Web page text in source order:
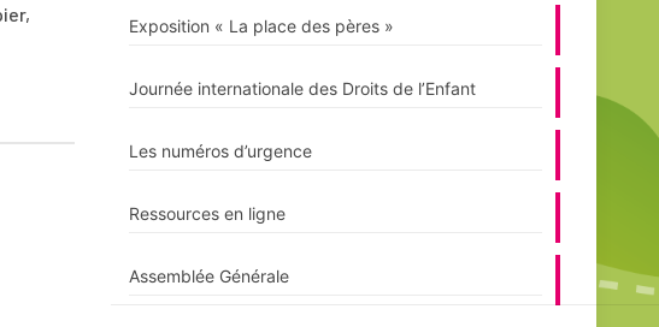
Exposition « La place des pères »
Journée internationale des Droits de l’Enfant
Les numéros d’urgence
Ressources en ligne
Assemblée Générale